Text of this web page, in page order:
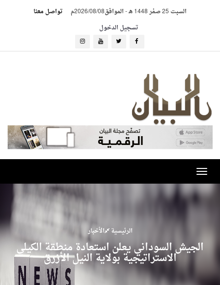
السبت 25 صفر 1448 هـ -الموافق2026/08/08م
تواصل معنا
تسجيل الدخول
Toggle
navigation
الرئيسية الأخبار
الجيش السوداني يعلن استعادة منطقة الكيلي
الاستراتيجية بولاية النيل الأزرق